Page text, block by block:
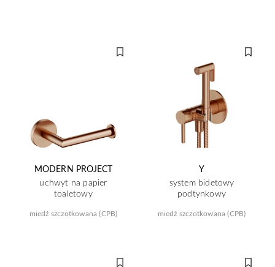
MODERN PROJECT
uchwyt na papier
toaletowy
miedź szczotkowana (CPB)
Y
system bidetowy
podtynkowy
miedź szczotkowana (CPB)